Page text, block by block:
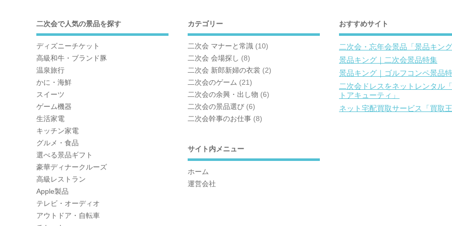
二次会で人気の景品を探す
ディズニーチケット
高級和牛・ブランド豚
温泉旅行
かに・海鮮
スイーツ
ゲーム機器
生活家電
キッチン家電
グルメ・食品
選べる景品ギフト
豪華ディナークルーズ
高級レストラン
Apple製品
テレビ・オーディオ
アウトドア・自転車
カテゴリー
二次会 マナーと常識 (10)
二次会 会場探し (8)
二次会 新郎新婦の衣裳 (2)
二次会のゲーム (21)
二次会の余興・出し物 (6)
二次会の景品選び (6)
二次会幹事のお仕事 (8)
サイト内メニュー
ホーム
運営会社
おすすめサイト
二次会・忘年会景品「景品キング
景品キング｜二次会景品特集
景品キング｜ゴルフコンペ景品
二次会ドレスをネットレンタル
トアキューティ」
ネット宅配買取サービス「買取王